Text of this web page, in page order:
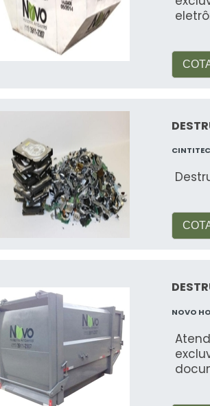
contato direto com elementos
Onde posso encontrar
Reciclagem
Reciclagem de Baterias.
NOVO